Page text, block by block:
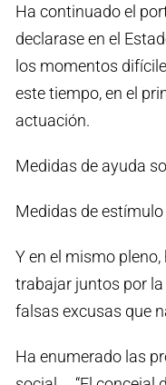
Ha continuado el
declarase en el
los momentos
este tiempo, en el
actuación.
Medidas de ayuda
Medidas de
Y en el mismo
trabajar juntos por la
falsas excusas que
Ha enumerado las